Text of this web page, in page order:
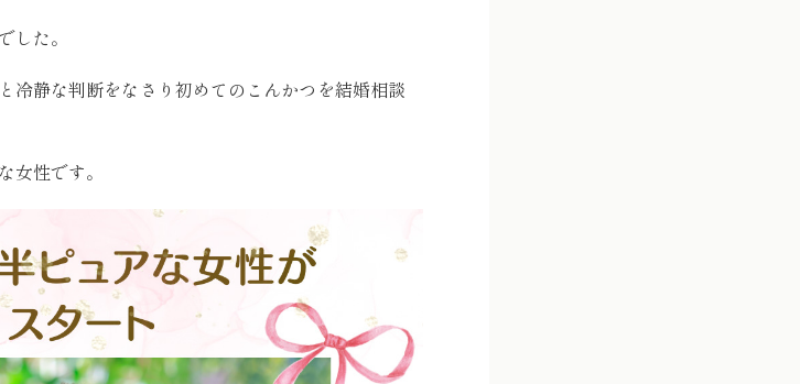
した。
冷静な判断をなさり初めてのこんかつを結婚相談
女性です。